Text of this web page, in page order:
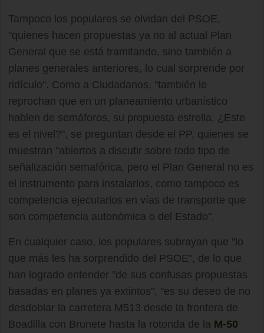
Tampoco los populares se olvidan del PSOE,
"quienes hacen propuestas ya no al actual Plan
General que se está tramitando, sino también a
planes generales anteriores, lo cual sorprende por
ridículo". Como a Ciudadanos, "también le
reprochan que en un planeamiento urbanístico
hablen de semáforos, su propuesta estrella. ¿Este
es el nivel?", se preguntan desde el PP, quienes se
muestran "abiertos a discutir sobre todo tipo de
señalización semafórica, pero el Plan General no es
el instrumento para instalarlos, como tampoco es
competencia ejecutarlos en vías de transporte que
son competencia autonómica o del Estado".
En cualquier caso, los populares subrayan que "lo
que más les ha sorprendido del PSOE", de lo que
han logrado entender "de sus confusas propuestas
basadas en planes ya extintos", "es su deseo de no
desdoblar la carretera M513 desde la frontera de
Boadilla con Brunete hasta la rotonda de la M-50